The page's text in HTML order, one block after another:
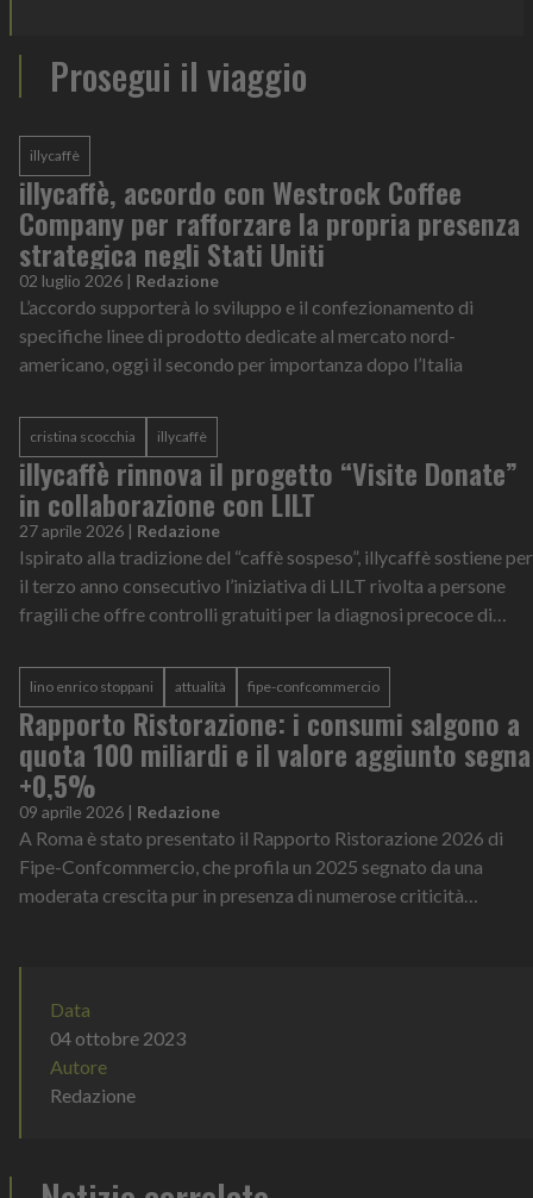
Prosegui il viaggio
illycaffè
illycaffè, accordo con Westrock Coffee
Company per rafforzare la propria presenza
strategica negli Stati Uniti
02 luglio 2026 | Redazione
L’accordo supporterà lo sviluppo e il confezionamento di
specifiche linee di prodotto dedicate al mercato nord-
americano, oggi il secondo per importanza dopo l’Italia
cristina scocchia illycaffè
illycaffè rinnova il progetto “Visite Donate”
in collaborazione con LILT
27 aprile 2026 | Redazione
Ispirato alla tradizione del “caffè sospeso”, illycaffè sostiene per
il terzo anno consecutivo l’iniziativa di LILT rivolta a persone
fragili che offre controlli gratuiti per la diagnosi precoce di
lino enrico stoppani attualità fipe-confcommercio
Rapporto Ristorazione: i consumi salgono a
quota 100 miliardi e il valore aggiunto segna
+0,5%
09 aprile 2026 | Redazione
A Roma è stato presentato il Rapporto Ristorazione 2026 di
Fipe-Confcommercio, che profila un 2025 segnato da una
moderata crescita pur in presenza di numerose criticità
Data
04 ottobre 2023
Autore
Redazione